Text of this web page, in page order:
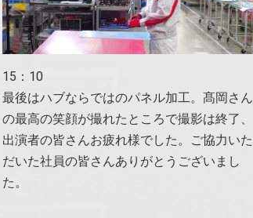
15：10
最後はハブならではのパネル加工。髙岡さん
の最高の笑顔が撮れたところで撮影は終了、
出演者の皆さんお疲れ様でした。ご協力いた
だいた社員の皆さんありがとうございまし
た。